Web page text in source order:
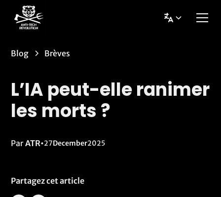
Blog Brèves
L’IA peut-elle ranimer
les morts ?
Par ATR•27December2025
Partagez cet article